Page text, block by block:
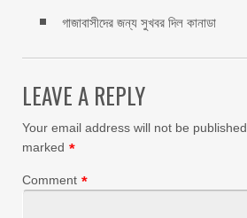
গাজাবাসীদের জন্য সুখবর দিল কানাডা
LEAVE A REPLY
Your email address will not be published.
marked *
Comment *